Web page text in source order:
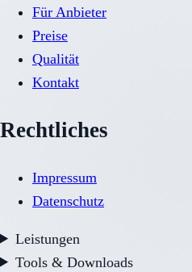
Für Anbieter
Preise
Qualität
Kontakt
Rechtliches
Impressum
Datenschutz
Leistungen
Tools & Downloads